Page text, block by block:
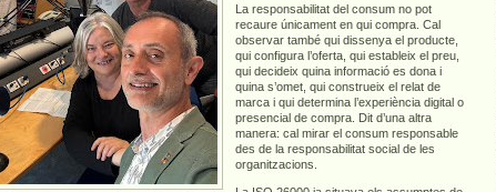
La responsabilitat del consum no pot
recaure únicament en qui compra. Cal
observar també qui dissenya el producte,
qui configura l’oferta, qui estableix el preu,
qui decideix quina informació es dona i
quina s’omet, qui construeix el relat de
marca i qui determina l’experiència digital o
presencial de compra. Dit d’una altra
manera: cal mirar el consum responsable
des de la responsabilitat social de les
organitzacions.